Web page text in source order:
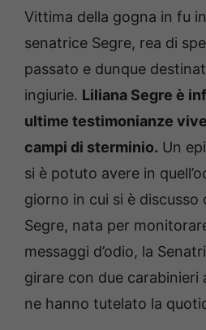
Vittima della gogna in fu
senatrice Segre, rea di
passato e dunque
ingiurie. Liliana Segre è
ultime testimonianze
campi di sterminio. Un
si è potuto avere in
giorno in cui si è discusso
Segre, nata per
messaggi d’odio, la
girare con due carabinieri
ne hanno tutelato la